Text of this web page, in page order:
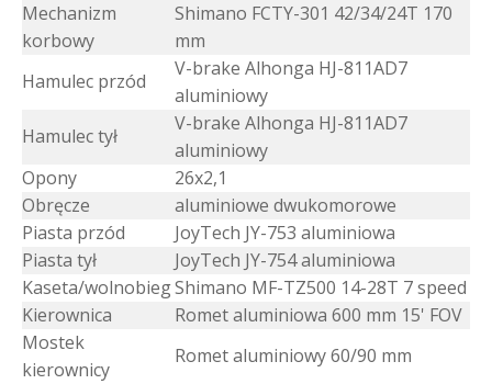
Mechanizm
korbowy
Shimano FCTY-301 42/34/24T 170
mm
Hamulec przód
V-brake Alhonga HJ-811AD7
aluminiowy
Hamulec tył
V-brake Alhonga HJ-811AD7
aluminiowy
Opony
26x2,1
Obręcze
aluminiowe dwukomorowe
Piasta przód
JoyTech JY-753 aluminiowa
Piasta tył
JoyTech JY-754 aluminiowa
Kaseta/wolnobiegShimano MF-TZ500 14-28T 7 speed
Kierownica
Romet aluminiowa 600 mm 15' FOV
Mostek
kierownicy
Romet aluminiowy 60/90 mm